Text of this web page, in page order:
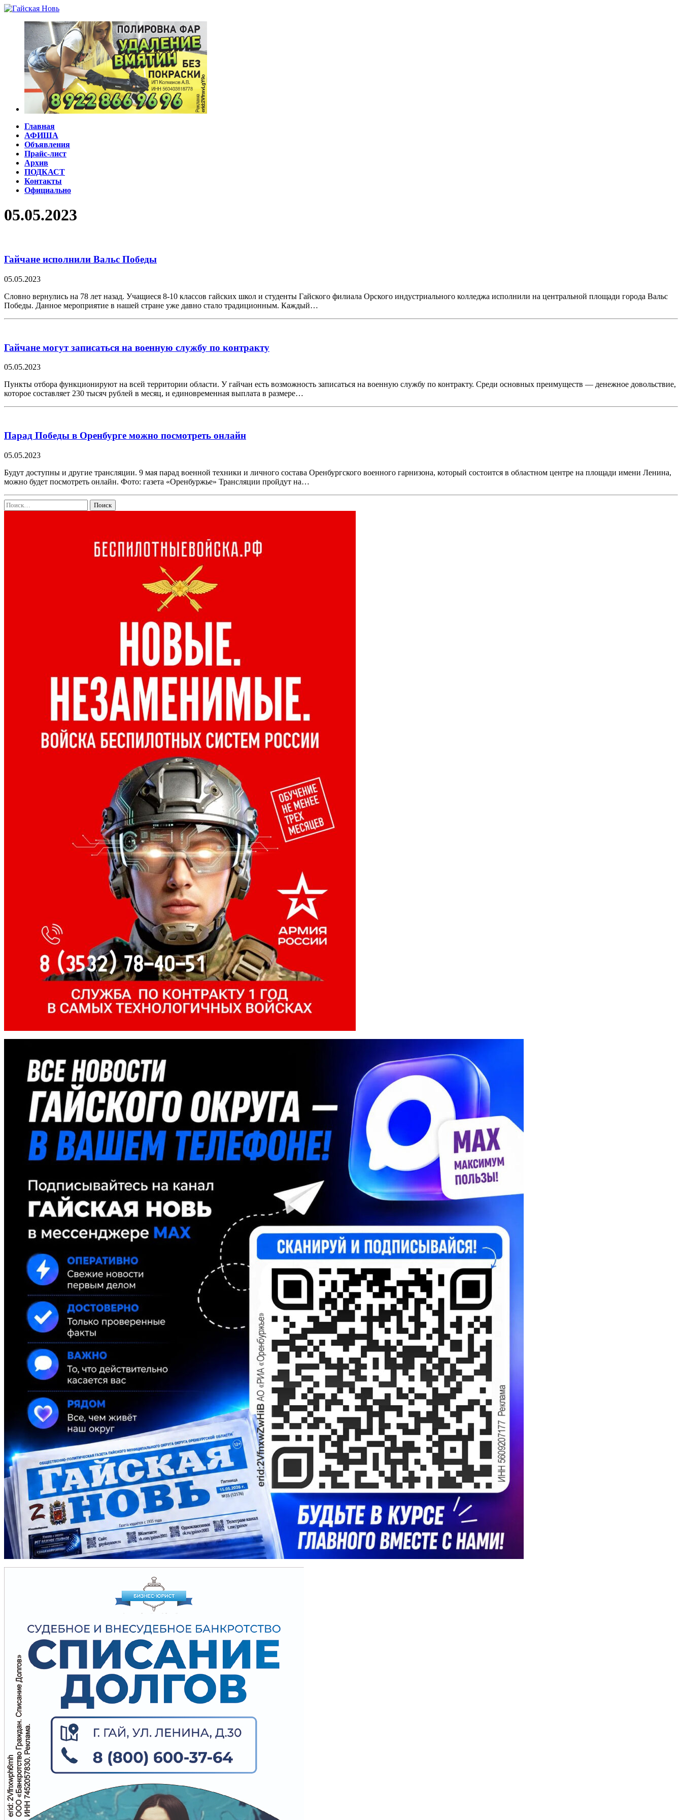
Главная
АФИША
Объявления
Прайс-лист
Архив
ПОДКАСТ
Контакты
Официально
05.05.2023
Гайчане исполнили Вальс Победы
05.05.2023
Словно вернулись на 78 лет назад. Учащиеся 8-10 классов гайских школ и студенты Гайского филиала Орского индустриального колледжа исполнили на центральной площади города Вальс
Победы. Данное мероприятие в нашей стране уже давно стало традиционным. Каждый…
Гайчане могут записаться на военную службу по контракту
05.05.2023
Пункты отбора функционируют на всей территории области. У гайчан есть возможность записаться на военную службу по контракту. Среди основных преимуществ — денежное довольствие,
которое составляет 230 тысяч рублей в месяц, и единовременная выплата в размере…
Парад Победы в Оренбурге можно посмотреть онлайн
05.05.2023
Будут доступны и другие трансляции. 9 мая парад военной техники и личного состава Оренбургского военного гарнизона, который состоится в областном центре на площади имени Ленина,
можно будет посмотреть онлайн. Фото: газета «Оренбуржье» Трансляции пройдут на…
Найти: